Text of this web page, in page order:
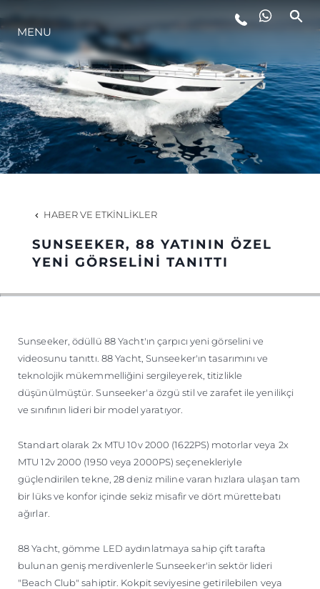
YAŞAM ŞEKLİ
YENILIK
ŞİRKET
MİRAS
TEKNENIZIN PIYASA DEĞERINI
MENU
HABER VE ETKINLIKLER
SUNSEEKER, 88 YATININ ÖZEL
YENİ GÖRSELİNİ TANITTI
Sunseeker, ödüllü 88 Yacht'ın çarpıcı yeni görselini ve
videosunu tanıttı. 88 Yacht, Sunseeker'ın tasarımını ve
teknolojik mükemmelliğini sergileyerek, titizlikle
düşünülmüştür. Sunseeker'a özgü stil ve zarafet ile yenilikçi
ve sınıfının lideri bir model yaratıyor.
Standart olarak 2x MTU 10v 2000 (1622PS) motorlar veya 2x
MTU 12v 2000 (1950 veya 2000PS) seçenekleriyle
güçlendirilen tekne, 28 deniz miline varan hızlara ulaşan tam
bir lüks ve konfor içinde sekiz misafir ve dört mürettebatı
ağırlar.
88 Yacht, gömme LED aydınlatmaya sahip çift tarafta
bulunan geniş merdivenlerle Sunseeker'in sektör lideri
"Beach Club" sahiptir. Kokpit seviyesine getirilebilen veya